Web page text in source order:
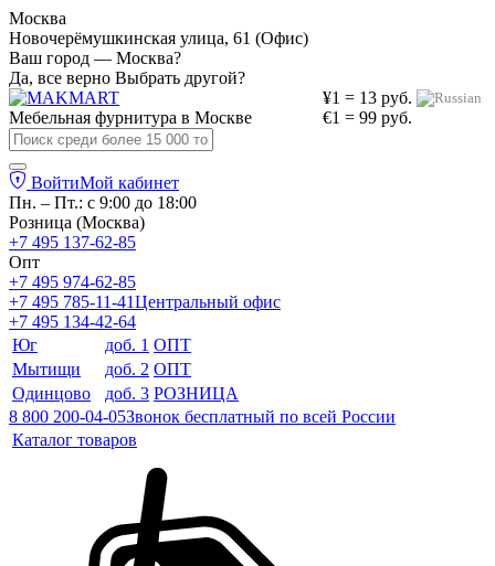
Москва
Новочерёмушкинская улица, 61 (Офис)
Ваш город — Москва?
Да, все верно Выбрать другой?
¥1 = 13 руб.
€1 = 99 руб.
Мебельная фурнитура в Москве
ВойтиМой кабинет
Пн. – Пт.: с 9:00 до 18:00
Розница (Москва)
+7 495 137-62-85
Опт
+7 495 974-62-85
+7 495 785-11-41Центральный офис
+7 495 134-42-64
Юг
доб. 1 ОПТ
Мытищи
доб. 2 ОПТ
Одинцово
доб. 3 РОЗНИЦА
8 800 200-04-05Звонок бесплатный по всей России
Каталог товаров